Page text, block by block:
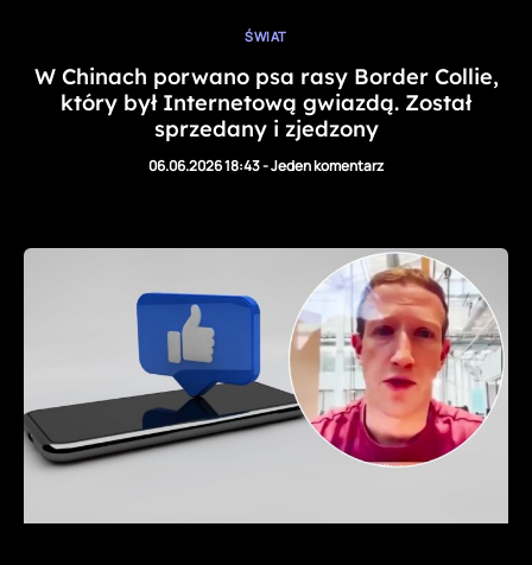
ŚWIAT
W Chinach porwano psa rasy Border Collie,
który był Internetową gwiazdą. Został
sprzedany i zjedzony
06.06.2026 18:43-Jeden komentarz